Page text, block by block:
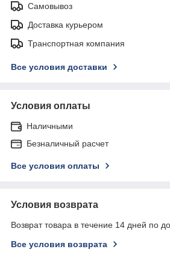
Самовывоз
Доставка курьером
Транспортная компания
Все условия доставки
Условия оплаты
Наличными
Безналичный расчет
Все условия оплаты
Условия возврата
Возврат товара в течение 14 дней по
Все условия возврата